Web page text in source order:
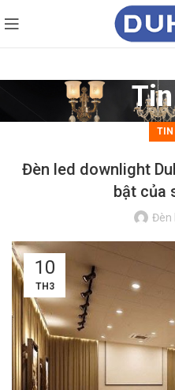
TIN
Đèn led downlight
bật của
Đèn
10
TH3